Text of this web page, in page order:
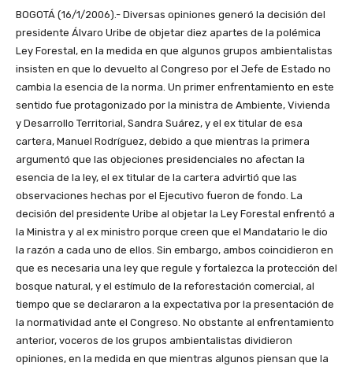
BOGOTÁ (16/1/2006).- Diversas opiniones generó la decisión del
presidente Álvaro Uribe de objetar diez apartes de la polémica
Ley Forestal, en la medida en que algunos grupos ambientalistas
insisten en que lo devuelto al Congreso por el Jefe de Estado no
cambia la esencia de la norma. Un primer enfrentamiento en este
sentido fue protagonizado por la ministra de Ambiente, Vivienda
y Desarrollo Territorial, Sandra Suárez, y el ex titular de esa
cartera, Manuel Rodríguez, debido a que mientras la primera
argumentó que las objeciones presidenciales no afectan la
esencia de la ley, el ex titular de la cartera advirtió que las
observaciones hechas por el Ejecutivo fueron de fondo. La
decisión del presidente Uribe al objetar la Ley Forestal enfrentó a
la Ministra y al ex ministro porque creen que el Mandatario le dio
la razón a cada uno de ellos. Sin embargo, ambos coincidieron en
que es necesaria una ley que regule y fortalezca la protección del
bosque natural, y el estímulo de la reforestación comercial, al
tiempo que se declararon a la expectativa por la presentación de
la normatividad ante el Congreso. No obstante al enfrentamiento
anterior, voceros de los grupos ambientalistas dividieron
opiniones, en la medida en que mientras algunos piensan que la